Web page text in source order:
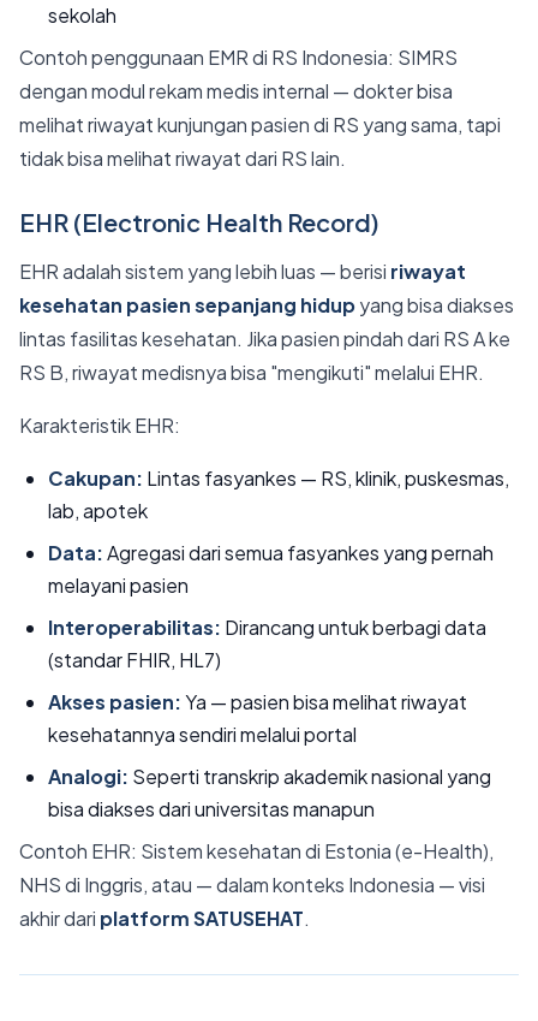
sekolah
Contoh penggunaan EMR di RS Indonesia: SIMRS
dengan modul rekam medis internal — dokter bisa
melihat riwayat kunjungan pasien di RS yang sama, tapi
tidak bisa melihat riwayat dari RS lain.
EHR (Electronic Health Record)
EHR adalah sistem yang lebih luas — berisi riwayat
kesehatan pasien sepanjang hidupyang bisa diakses
lintas fasilitas kesehatan. Jika pasien pindah dari RS A ke
RS B, riwayat medisnya bisa "mengikuti" melalui EHR.
Karakteristik EHR:
Cakupan: Lintas fasyankes — RS, klinik, puskesmas,
lab, apotek
Data:Agregasi dari semua fasyankes yang pernah
melayani pasien
Interoperabilitas: Dirancang untuk berbagi data
(standar FHIR, HL7)
Akses pasien:Ya — pasien bisa melihat riwayat
kesehatannya sendiri melalui portal
Analogi: Seperti transkrip akademik nasional yang
bisa diakses dari universitas manapun
Contoh EHR: Sistem kesehatan di Estonia (e-Health),
NHS di Inggris, atau — dalam konteks Indonesia — visi
akhir dari platform SATUSEHAT.